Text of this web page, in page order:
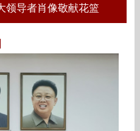
领导者肖像敬献花篮